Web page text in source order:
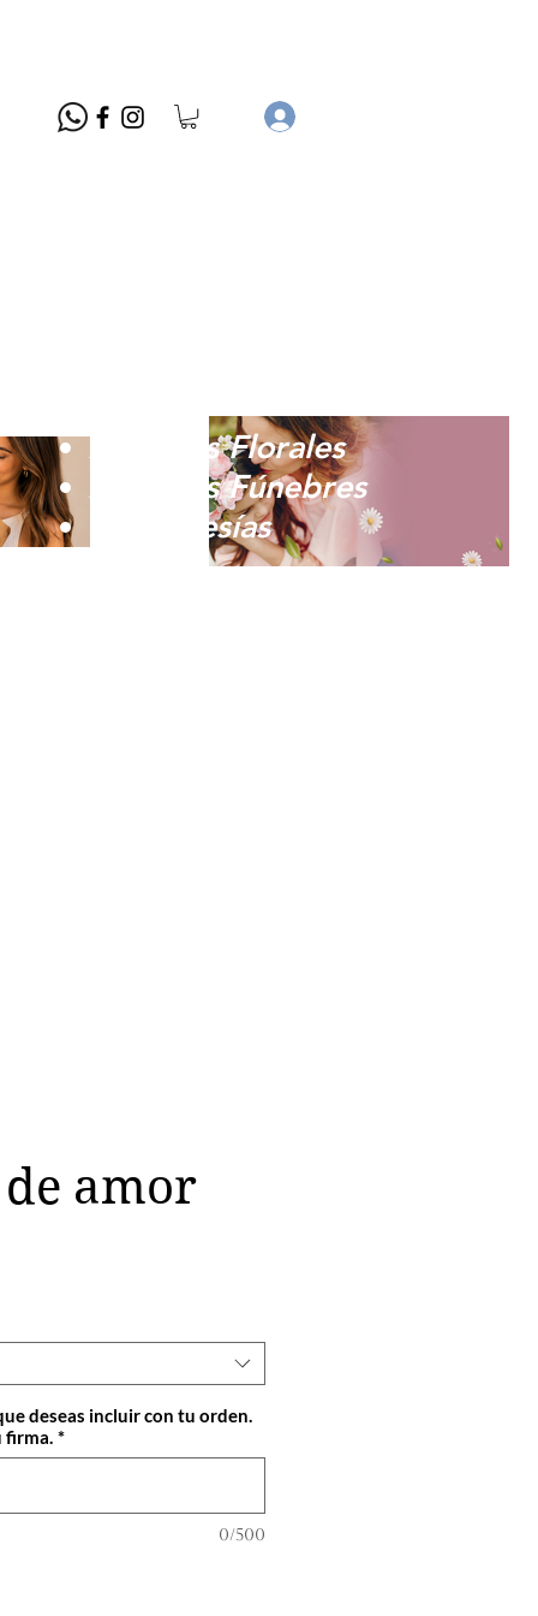
Arreglos Florales
Arreglos Fúnebres
Membresías
amor
deseas incluir con tu orden.
firma. *
0/500